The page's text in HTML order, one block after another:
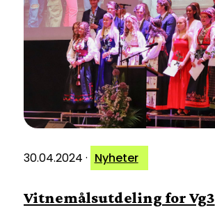
30.04.2024 · Nyheter
Vitnemålsutdeling for Vg3